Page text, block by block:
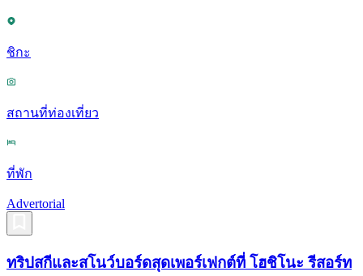
ชิกะ
สถานที่ท่องเที่ยว
ที่พัก
Advertorial
ทริปสกีและสโนว์บอร์ดสุดเพอร์เฟกต์ที่ โฮชิโนะ รีสอร์ท